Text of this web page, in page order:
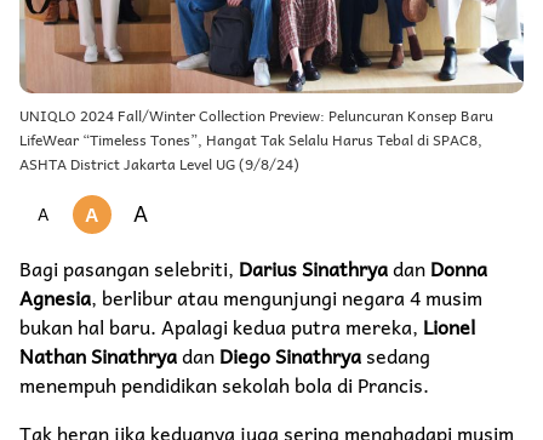
UNIQLO 2024 Fall/Winter Collection Preview: Peluncuran Konsep Baru
LifeWear “Timeless Tones”, Hangat Tak Selalu Harus Tebal di SPAC8,
ASHTA District Jakarta Level UG (9/8/24)
A A A
Bagi pasangan selebriti, Darius SinathryadanDonna
Agnesia, berlibur atau mengunjungi negara 4 musim
bukan hal baru. Apalagi kedua putra mereka, Lionel
Nathan SinathryadanDiego Sinathryasedang
menempuh pendidikan sekolah bola di Prancis.
Tak heran jika keduanya juga sering menghadapi musim